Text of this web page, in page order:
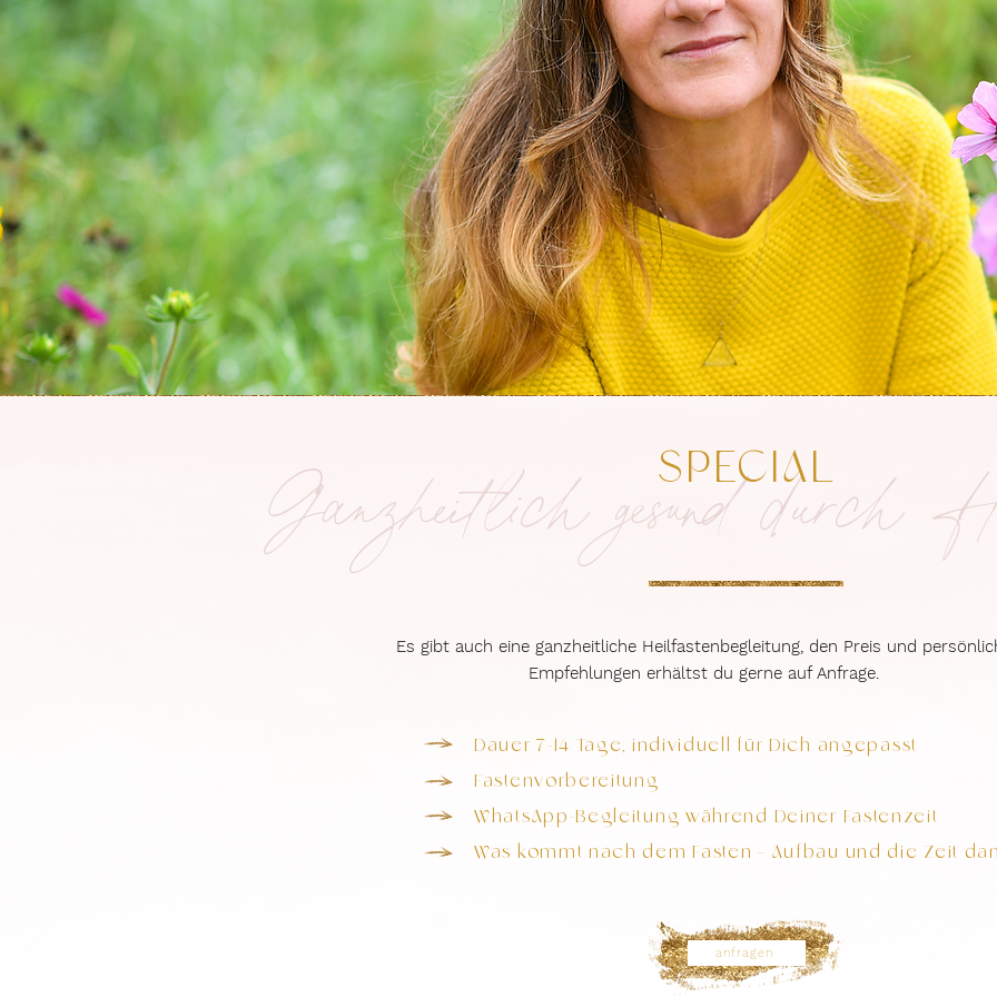
Ganzheitlich gesund durch
SPECIAL
Es gibt auch eine ganzheitliche Heilfastenbegleitung, den Preis und
Empfehlungen erhältst du gerne auf Anfrage.
Dauer 7-14 Tage, individuell für Dich angepasst
Fastenvorbereitung
WhatsApp-Begleitung während Deiner Fastenzeit
Was kommt nach dem Fasten – Aufbau und die Zeit
anfragen